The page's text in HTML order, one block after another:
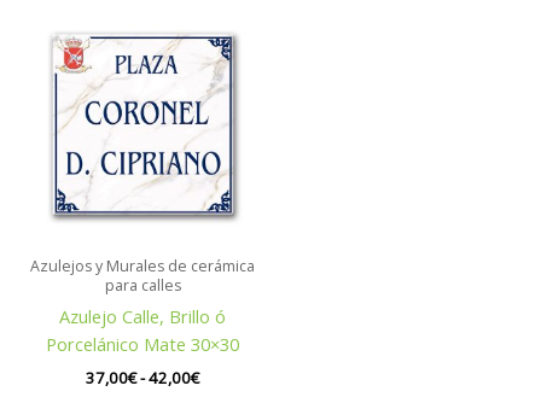
Azulejos y Murales de cerámica
para calles
Azulejo Calle, Brillo ó
Porcelánico Mate 30×30
37,00€-42,00€
de
precios:
desde
37,00€
hasta